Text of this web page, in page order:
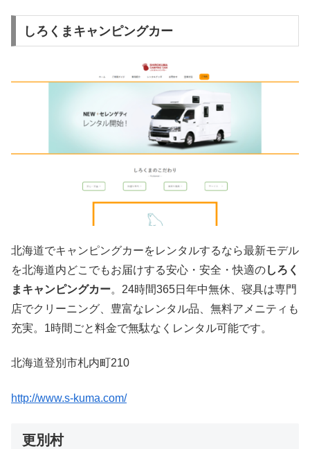
しろくまキャンピングカー
北海道でキャンピングカーをレンタルするなら最新モデル
を北海道内どこでもお届けする安心・安全・快適のしろく
まキャンピングカー。24時間365日年中無休、寝具は専門
店でクリーニング、豊富なレンタル品、無料アメニティも
充実。1時間ごと料金で無駄なくレンタル可能です。
北海道登別市札内町210
http://www.s-kuma.com/
更別村